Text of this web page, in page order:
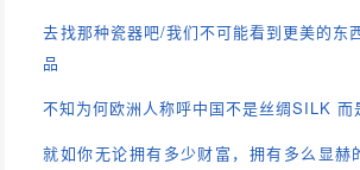
去找那种瓷器吧/我们不可能看到更美的东
品
不知为何欧洲人称呼中国不是丝绸SILK 而
就如你无论拥有多少财富，拥有多么显赫